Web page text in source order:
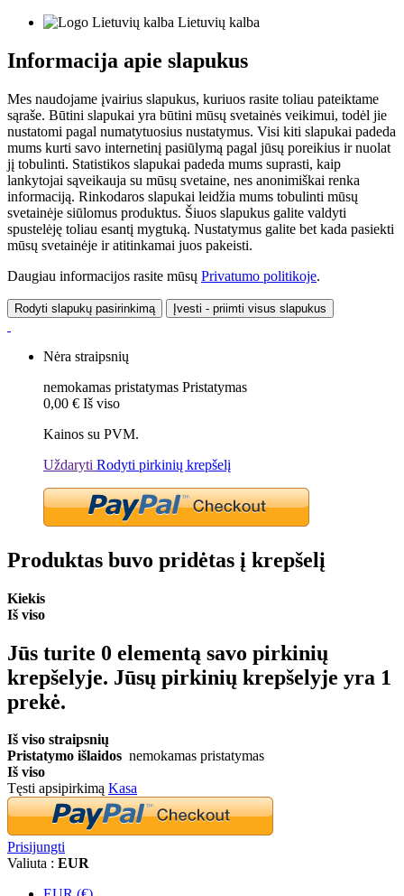
Lietuvių kalba
Informacija apie slapukus
Mes naudojame įvairius slapukus, kuriuos rasite toliau pateiktame
sąraše. Būtini slapukai yra būtini mūsų svetainės veikimui, todėl jie
nustatomi pagal numatytuosius nustatymus. Visi kiti slapukai padeda
mums kurti savo internetinį pasiūlymą pagal jūsų poreikius ir nuolat
jį tobulinti. Statistikos slapukai padeda mums suprasti, kaip
lankytojai sąveikauja su mūsų svetaine, nes anonimiškai renka
informaciją. Rinkodaros slapukai leidžia mums tobulinti mūsų
svetainėje siūlomus produktus. Šiuos slapukus galite valdyti
spustelėję toliau esantį mygtuką. Nustatymus galite bet kada pasiekti
mūsų svetainėje ir atitinkamai juos pakeisti.
Daugiau informacijos rasite mūsų Privatumo politikoje.
Rodyti slapukų pasirinkimą Įvesti - priimti visus slapukus
Nėra straipsnių
nemokamas pristatymas Pristatymas
0,00 € Iš viso
Kainos su PVM.
Uždaryti Rodyti pirkinių krepšelį
Produktas buvo pridėtas į krepšelį
Kiekis
Iš viso
Jūs turite 0 elementą savo pirkinių
krepšelyje. Jūsų pirkinių krepšelyje yra 1
prekė.
Iš viso straipsnių
Pristatymo išlaidos nemokamas pristatymas
Iš viso
Tęsti apsipirkimą Kasa
Prisijungti
Valiuta : EUR